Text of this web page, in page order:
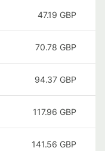
47.19 GBP
70.78 GBP
94.37 GBP
117.96 GBP
141.56 GBP